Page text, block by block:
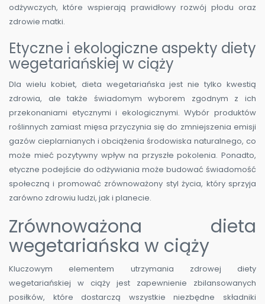
odżywczych, które wspierają prawidłowy rozwój płodu oraz
zdrowie matki.
Etyczne i ekologiczne aspekty diety
wegetariańskiej w ciąży
Dla wielu kobiet, dieta wegetariańska jest nie tylko kwestią
zdrowia, ale także świadomym wyborem zgodnym z ich
przekonaniami etycznymi i ekologicznymi. Wybór produktów
roślinnych zamiast mięsa przyczynia się do zmniejszenia emisji
gazów cieplarnianych i obciążenia środowiska naturalnego, co
może mieć pozytywny wpływ na przyszłe pokolenia. Ponadto,
etyczne podejście do odżywiania może budować świadomość
społeczną i promować zrównoważony styl życia, który sprzyja
zarówno zdrowiu ludzi, jak i planecie.
Zrównoważona dieta
wegetariańska w ciąży
Kluczowym elementem utrzymania zdrowej diety
wegetariańskiej w ciąży jest zapewnienie zbilansowanych
posiłków, które dostarczą wszystkie niezbędne składniki